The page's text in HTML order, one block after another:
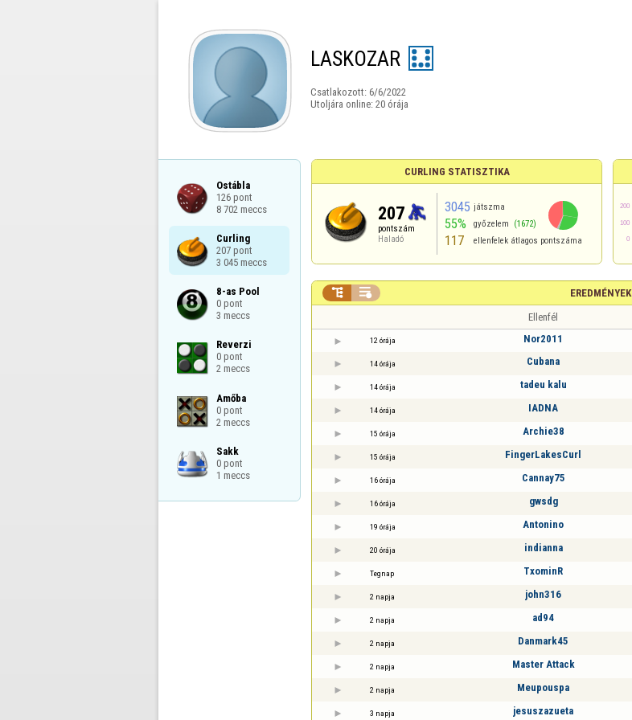
LASKOZAR
Csatlakozott: 6/6/2022
Utoljára online: 20 órája
Ostábla
126 pont
8 702 meccs
Curling
207 pont
3 045 meccs
8-as Pool
0 pont
3 meccs
Reverzi
0 pont
2 meccs
Amőba
0 pont
2 meccs
Sakk
0 pont
1 meccs
CURLING STATISZTIKA
207
pontszám
Haladó
3045 játszma
55% győzelem (1672)
117 ellenfelek átlagos pontszáma
EREDMÉNYEK
 
Ellenfél
12 órája Nor2011
14 órája Cubana
14 órája tadeu kalu
14 órája IADNA
15 órája Archie38
15 órája FingerLakesCurl
16 órája Cannay75
16 órája gwsdg
19 órája Antonino
20 órája indianna
Tegnap TxominR
2 napja john316
2 napja ad94
2 napja Danmark45
2 napja Master Attack
2 napja Meupouspa
3 napja jesuszazueta